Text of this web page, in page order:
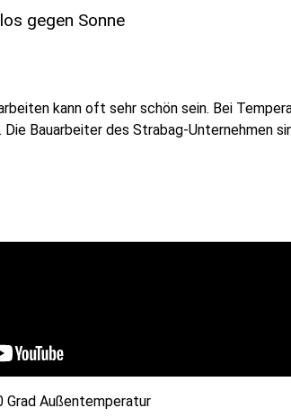
gegen Sonne
kann oft sehr schön sein. Bei
Bauarbeiter des Strabag-Unternehmen
Grad Außentemperatur